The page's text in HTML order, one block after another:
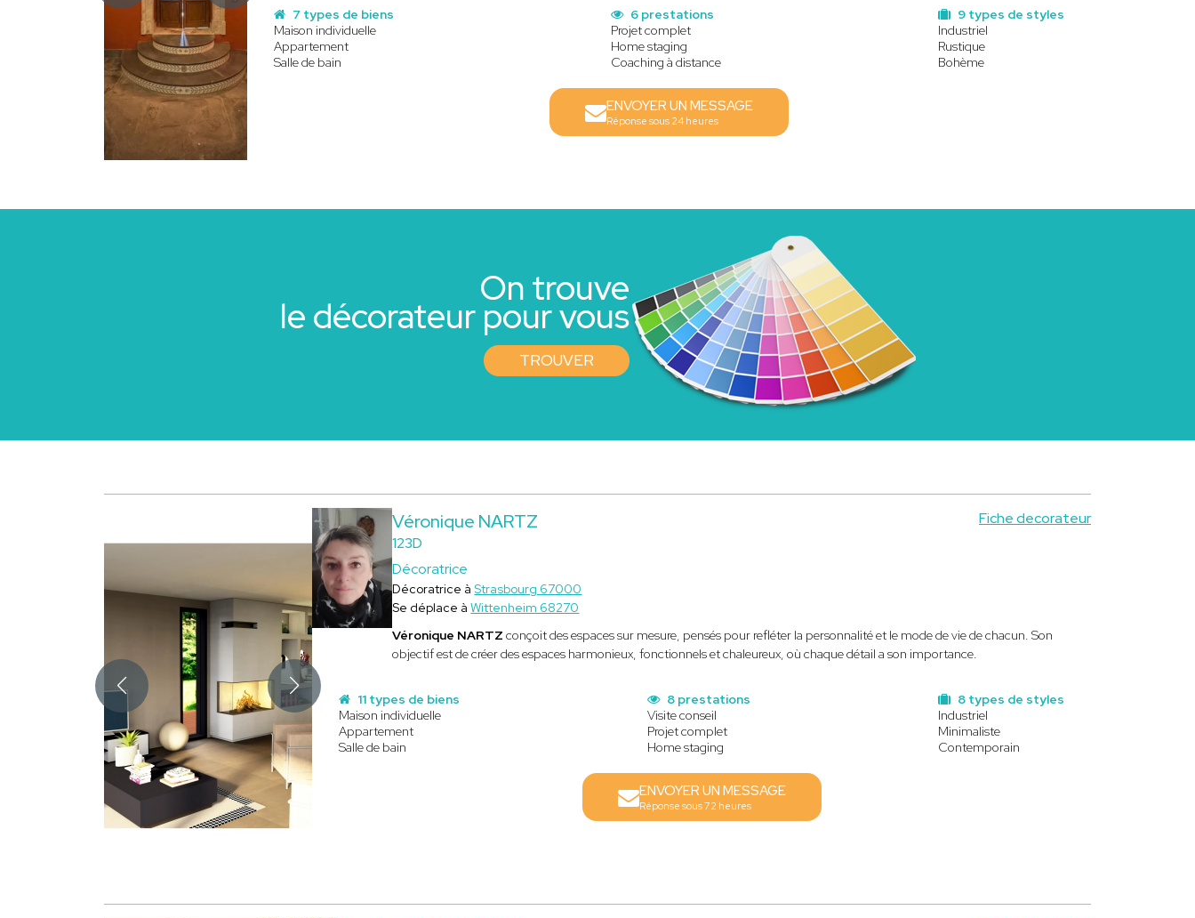
7 types de biens
Maison individuelle
Appartement
Salle de bain
9 types de styles
Industriel
Rustique
Bohème
6 prestations
Projet complet
Home staging
Coaching à distance
ENVOYER UN MESSAGE
Réponse sous 24 heures
On trouve
le décorateur pour vous
TROUVER
Véronique NARTZ
123D
Décoratrice
Fiche decorateur
Décoratrice àStrasbourg 67000
Se déplace àWittenheim 68270
Véronique NARTZconçoit des espaces sur mesure, pensés pour refléter la personnalité et le mode de vie de chacun. Son
objectif est de créer des espaces harmonieux, fonctionnels et chaleureux, où chaque détail a son importance.
11 types de biens
Maison individuelle
Appartement
Salle de bain
8 types de styles
Industriel
Minimaliste
Contemporain
8 prestations
Visite conseil
Projet complet
Home staging
ENVOYER UN MESSAGE
Réponse sous 72 heures